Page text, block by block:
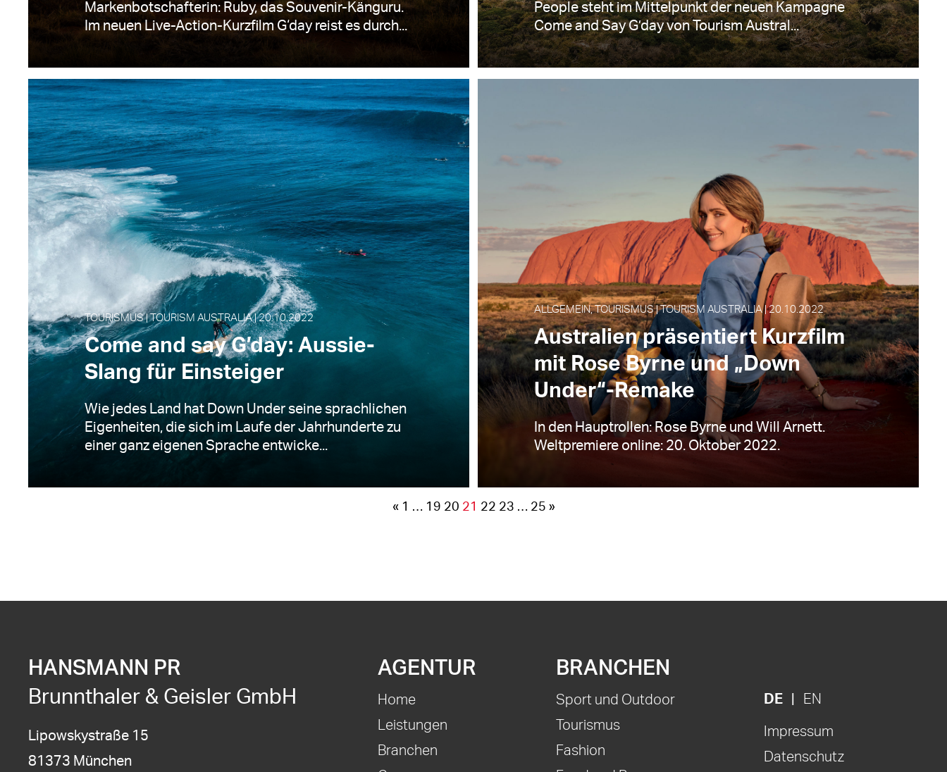
Markenbotschafterin: Ruby, das Souvenir-Känguru.
Im neuen Live-Action-Kurzfilm G‘day reist es durch...
People steht im Mittelpunkt der neuen Kampagne
Come and Say G’day von Tourism Austral...
TOURISMUS | TOURISM AUSTRALIA | 20.10.2022
Come and say G’day: Aussie-
Slang für Einsteiger
Wie jedes Land hat Down Under seine sprachlichen
Eigenheiten, die sich im Laufe der Jahrhunderte zu
einer ganz eigenen Sprache entwicke...
ALLGEMEIN, TOURISMUS | TOURISM AUSTRALIA | 20.10.2022
Australien präsentiert Kurzfilm
mit Rose Byrne und „Down
Under“-Remake
In den Hauptrollen: Rose Byrne und Will Arnett.
Weltpremiere online: 20. Oktober 2022.
« 1 … 19 20 21 22 23 … 25 »
HANSMANN PR
Brunnthaler & Geisler GmbH
Lipowskystraße 15
81373 München
AGENTUR
Home
Leistungen
Branchen
BRANCHEN
Sport und Outdoor
Tourismus
Fashion
DE EN
Impressum
Datenschutz